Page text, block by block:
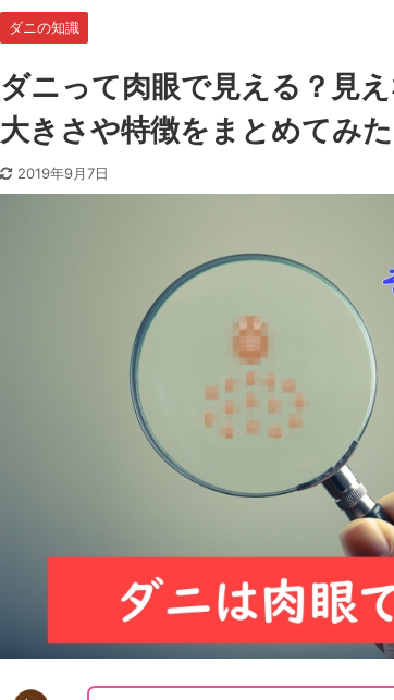
ダニの知識
ダニって肉眼で見える？見
大きさや特徴をまとめてみた
2019年9月7日